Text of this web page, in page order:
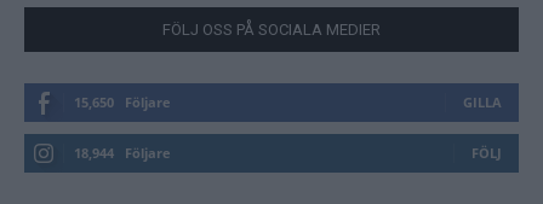
FÖLJ OSS PÅ SOCIALA MEDIER
15,650 Följare GILLA
18,944 Följare FÖLJ